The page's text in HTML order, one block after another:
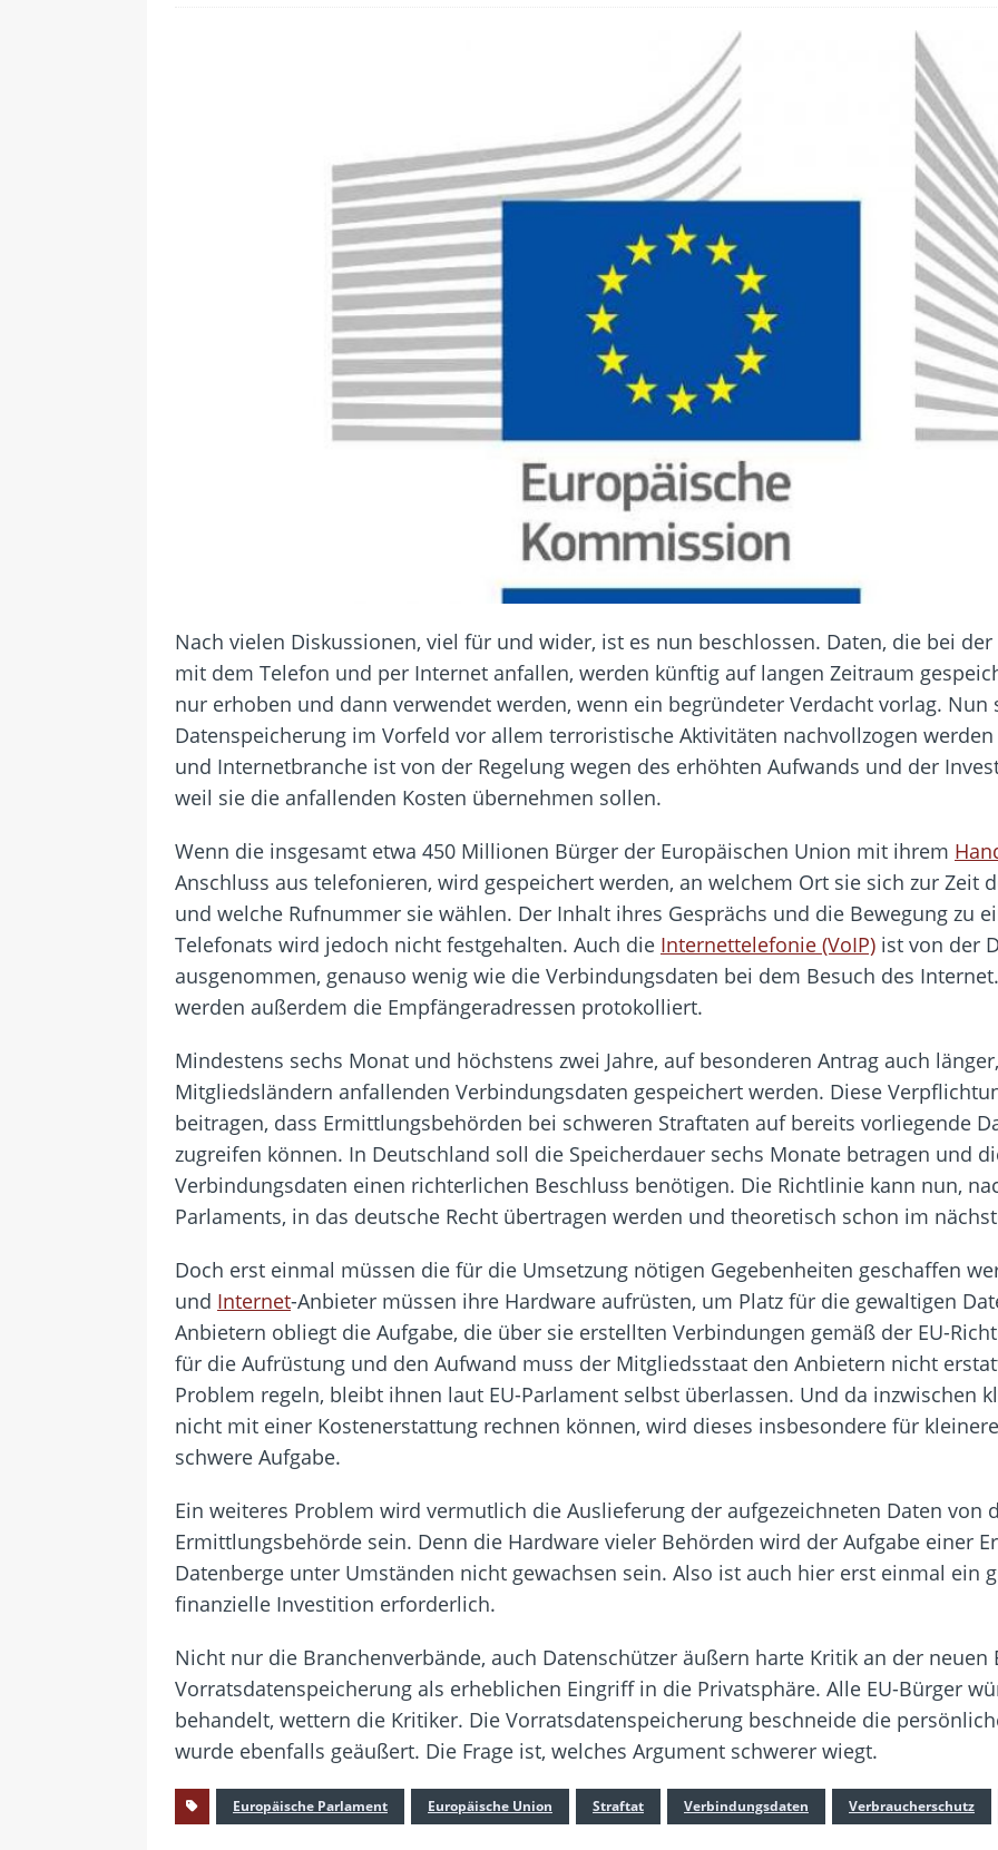
WhatsApp macht die Handynummer unsichtbar – Die Benutzernamen kommen
Wichtiges BGH-Urteil – Verbraucherrechte bei Online-Kündigung gestärkt
BKA zerschlägt weltweit aktive Phishing-Plattform „Kratos“ – Hunderttausende Opfer
[ 5. August 2026 ] Wahlfreiheit der Verbraucher gestärkt – Gerichtsurteil zu Apple
Nach vielen Diskussionen, viel für und wider, ist es nun beschlossen. Daten, die bei
mit dem Telefon und per Internet anfallen, werden künftig auf langen Zeitraum
nur erhoben und dann verwendet werden, wenn ein begründeter Verdacht vorlag.
Datenspeicherung im Vorfeld vor allem terroristische Aktivitäten nachvollzogen
und Internetbranche ist von der Regelung wegen des erhöhten Aufwands und der
weil sie die anfallenden Kosten übernehmen sollen.
Wenn die insgesamt etwa 450 Millionen Bürger der Europäischen Union mit ihrem
Anschluss aus telefonieren, wird gespeichert werden, an welchem Ort sie sich zur Zeit
und welche Rufnummer sie wählen. Der Inhalt ihres Gesprächs und die Bewegung zu
Telefonats wird jedoch nicht festgehalten. Auch die Internettelefonie (VoIP) ist von der
ausgenommen, genauso wenig wie die Verbindungsdaten bei dem Besuch des
werden außerdem die Empfängeradressen protokolliert.
Mindestens sechs Monat und höchstens zwei Jahre, auf besonderen Antrag auch
Mitgliedsländern anfallenden Verbindungsdaten gespeichert werden. Diese
beitragen, dass Ermittlungsbehörden bei schweren Straftaten auf bereits vorliegende
zugreifen können. In Deutschland soll die Speicherdauer sechs Monate betragen und
Verbindungsdaten einen richterlichen Beschluss benötigen. Die Richtlinie kann nun,
Parlaments, in das deutsche Recht übertragen werden und theoretisch schon im
Doch erst einmal müssen die für die Umsetzung nötigen Gegebenheiten geschaffen
und Internet-Anbieter müssen ihre Hardware aufrüsten, um Platz für die gewaltigen
Anbietern obliegt die Aufgabe, die über sie erstellten Verbindungen gemäß der EU-
für die Aufrüstung und den Aufwand muss der Mitgliedsstaat den Anbietern nicht
Problem regeln, bleibt ihnen laut EU-Parlament selbst überlassen. Und da inzwischen
nicht mit einer Kostenerstattung rechnen können, wird dieses insbesondere für
schwere Aufgabe.
Ein weiteres Problem wird vermutlich die Auslieferung der aufgezeichneten Daten von
Ermittlungsbehörde sein. Denn die Hardware vieler Behörden wird der Aufgabe einer
Datenberge unter Umständen nicht gewachsen sein. Also ist auch hier erst einmal ein
finanzielle Investition erforderlich.
Nicht nur die Branchenverbände, auch Datenschützer äußern harte Kritik an der neuen
Vorratsdatenspeicherung als erheblichen Eingriff in die Privatsphäre. Alle EU-Bürger
behandelt, wettern die Kritiker. Die Vorratsdatenspeicherung beschneide die
wurde ebenfalls geäußert. Die Frage ist, welches Argument schwerer wiegt.
Europäische Parlament Europäische Union Straftat Verbindungsdaten Verbraucherschutz